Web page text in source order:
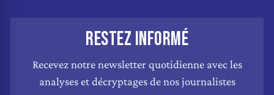
RESTEZ INFORMÉ
Recevez notre newsletter quotidienne avec les
analyses et décryptages de nos journalistes